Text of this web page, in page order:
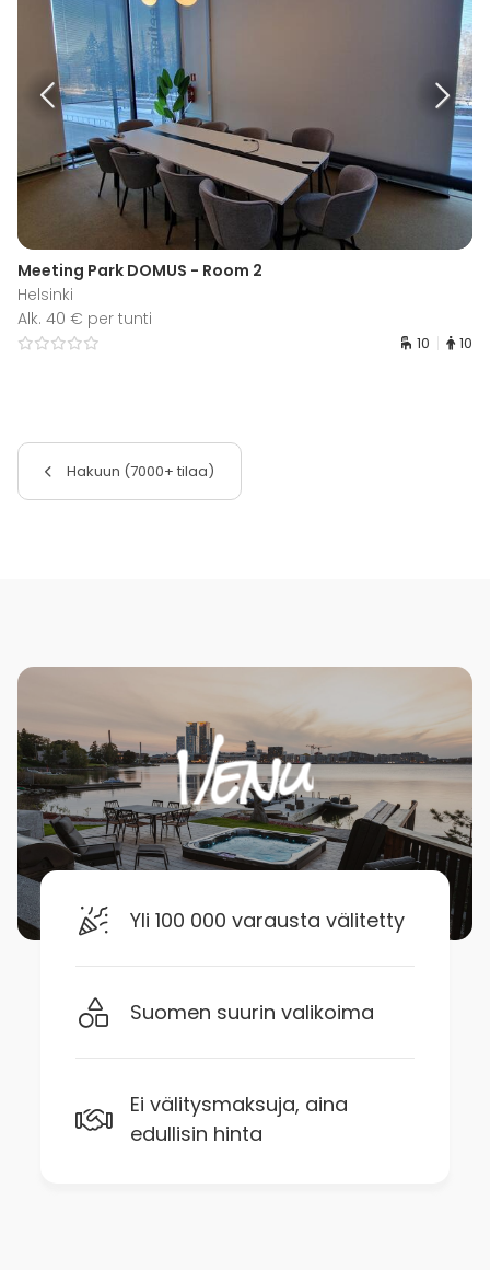
Meeting Park DOMUS - Room 2
Helsinki
Alk. 40 € per tunti
10 10
Hakuun (7000+ tilaa)
Yli 100 000 varausta välitetty
Suomen suurin valikoima
Ei välitysmaksuja, aina
edullisin hinta